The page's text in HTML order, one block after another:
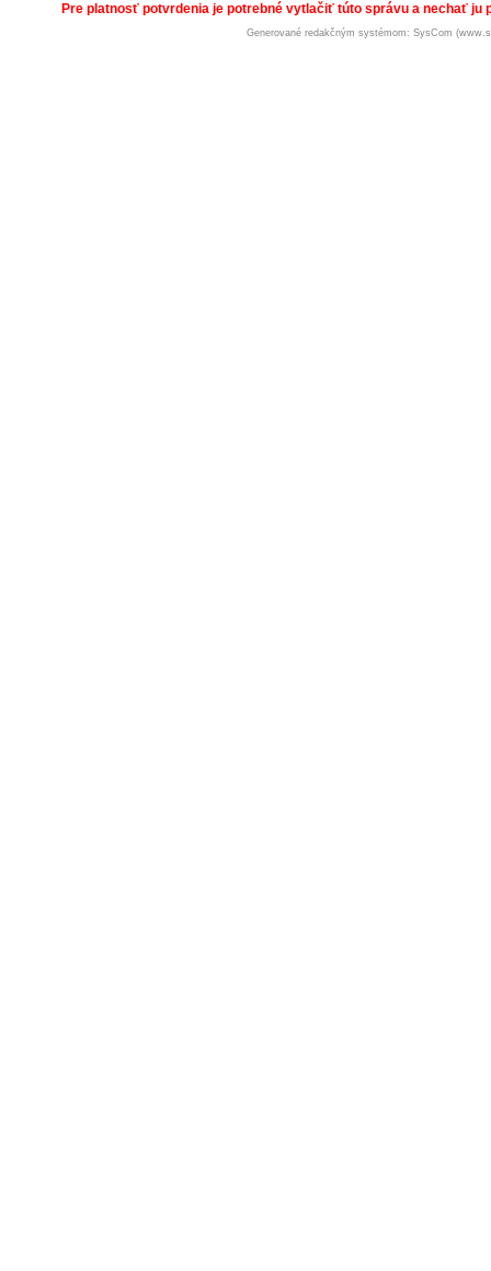
Pre platnosť potvrdenia je potrebné vytlačiť túto správu a nechať ju
Generované redakčným systémom: SysCom